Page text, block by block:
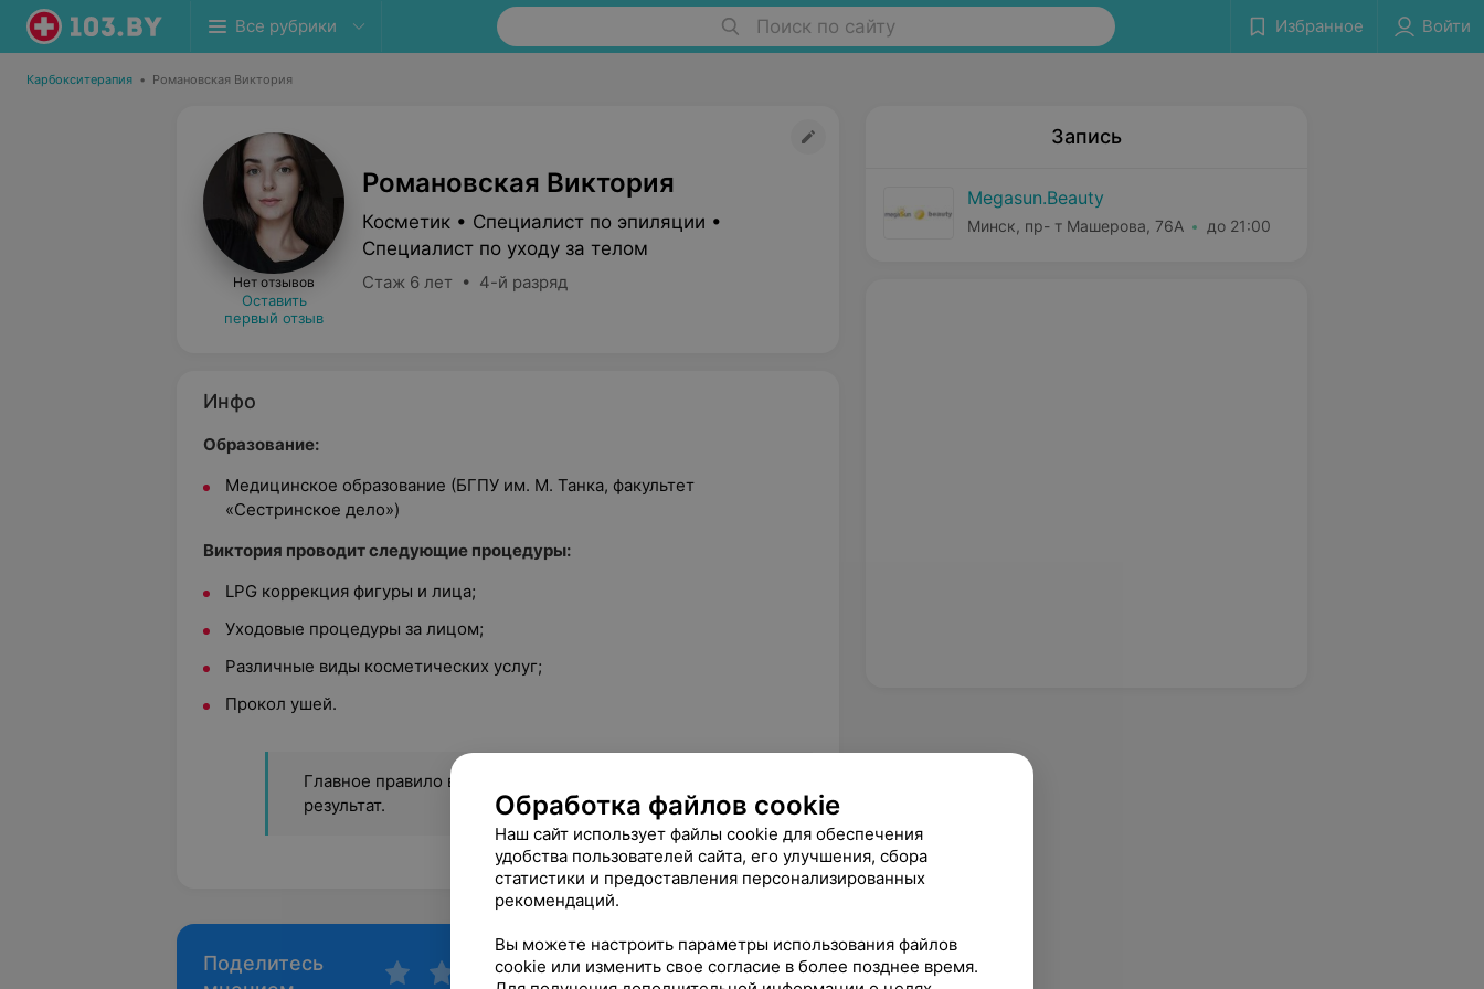
Все рубрики Поиск по сайту Избранное Войти
Карбокситерапия • Романовская Виктория
Нет отзывов
Оставить
первый отзыв
Романовская Виктория
Косметик • Специалист по эпиляции •
Специалист по уходу за телом
Стаж 6 лет • 4-й разряд
Инфо
Образование:
Медицинское образование (БГПУ им. М. Танка, факультет
«Сестринское дело»)
Виктория проводит следующие процедуры:
LPG коррекция фигуры и лица;
Уходовые процедуры за лицом;
Различные виды косметических услуг;
Прокол ушей.
Главное правило в работе: комфорт, безопасность и
результат.
Поделитесь
Запись
Megasun.Beauty
Минск, пр- т Машерова, 76А до 21:00
Обработка файлов cookie
Наш сайт использует файлы cookie для обеспечения
удобства пользователей сайта, его улучшения, сбора
статистики и предоставления персонализированных
рекомендаций.
Вы можете настроить параметры использования файлов
cookie или изменить свое согласие в более позднее время.